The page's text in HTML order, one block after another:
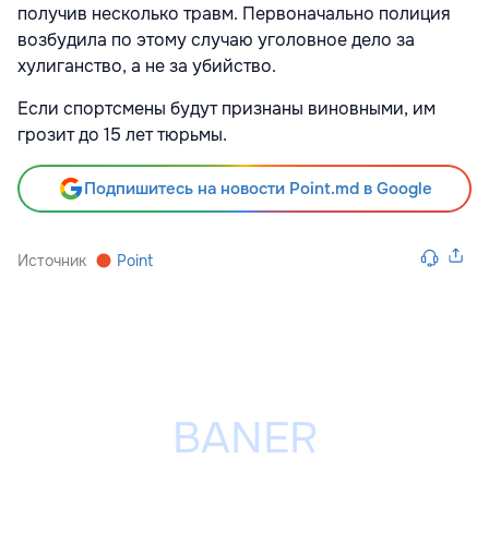
получив несколько травм. Первоначально полиция
возбудила по этому случаю уголовное дело за
хулиганство, а не за убийство.
Если спортсмены будут признаны виновными, им
грозит до 15 лет тюрьмы.
Подпишитесь на новости Point.md в Google
Источник Point